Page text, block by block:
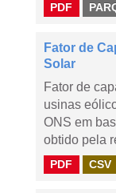
PDF
Fator de
Solar
Fator de
usinas
ONS em
obtido pela
PDF CSV